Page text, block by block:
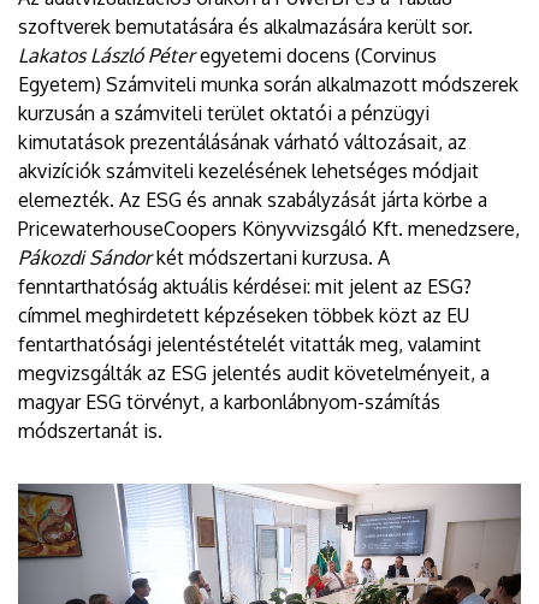
szoftverek bemutatására és alkalmazására került sor.
Lakatos László Péteregyetemi docens (Corvinus
Egyetem) Számviteli munka során alkalmazott módszerek
kurzusán a számviteli terület oktatói a pénzügyi
kimutatások prezentálásának várható változásait, az
akvizíciók számviteli kezelésének lehetséges módjait
elemezték. Az ESG és annak szabályzását járta körbe a
PricewaterhouseCoopers Könyvvizsgáló Kft. menedzsere,
Pákozdi Sándorkét módszertani kurzusa. A
fenntarthatóság aktuális kérdései: mit jelent az ESG?
címmel meghirdetett képzéseken többek közt az EU
fentarthatósági jelentéstételét vitatták meg, valamint
megvizsgálták az ESG jelentés audit követelményeit, a
magyar ESG törvényt, a karbonlábnyom-számítás
módszertanát is.